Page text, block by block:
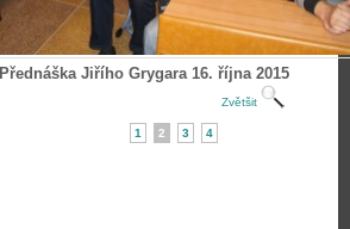
Přednáška Jiřího Grygara 16. října 2015
Zvětšit
1 2 3 4